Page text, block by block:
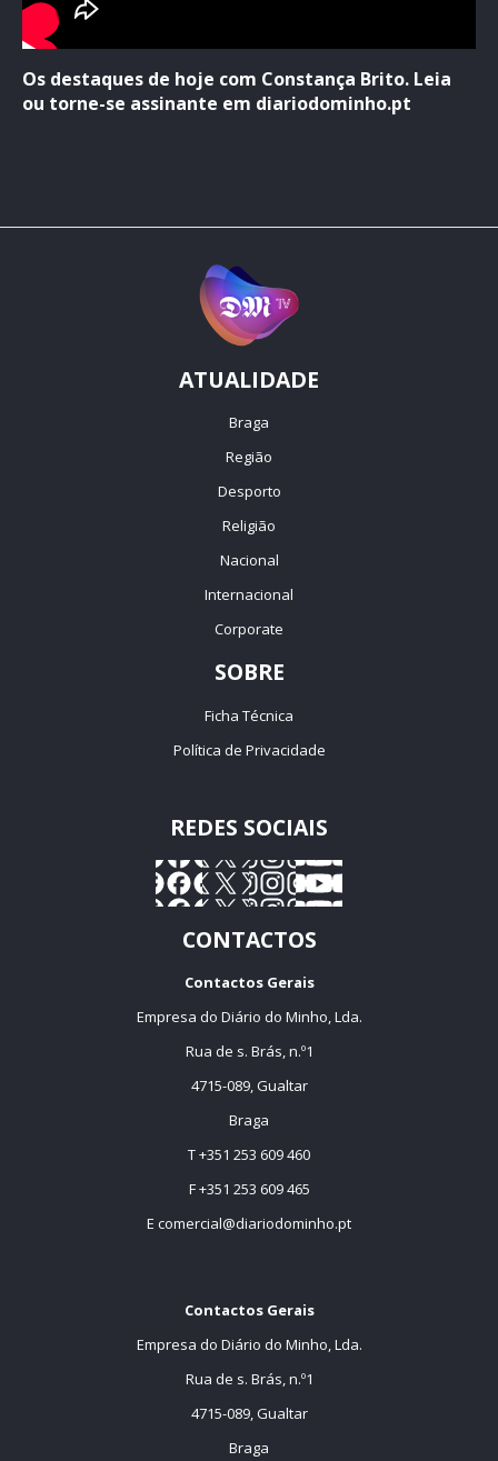
Os destaques de hoje com Constança Brito. Leia
ou torne-se assinante em diariodominho.pt
ATUALIDADE
Braga
Região
Desporto
Religião
Nacional
Internacional
Corporate
SOBRE
Ficha Técnica
Política de Privacidade
REDES SOCIAIS
CONTACTOS
Contactos Gerais
Empresa do Diário do Minho, Lda.
Rua de s. Brás, n.º1
4715-089, Gualtar
Braga
T +351 253 609 460
F +351 253 609 465
E comercial@diariodominho.pt
Contactos Gerais
Empresa do Diário do Minho, Lda.
Rua de s. Brás, n.º1
4715-089, Gualtar
Braga